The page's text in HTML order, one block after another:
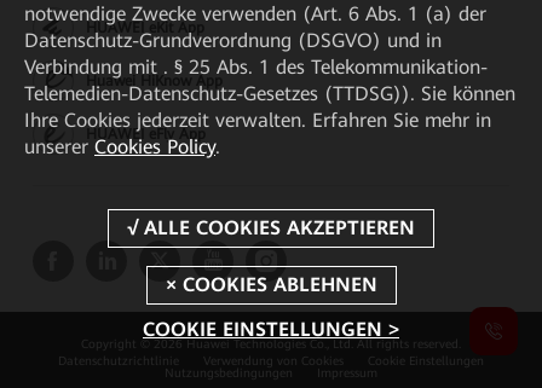
HUAWEI eKit App
Huawei HiKnow App
HUAWEI eFly App
Copyright © 2026 Huawei Technologies Co., Ltd. All rights reserved.
Datenschutzrichtlinie
Verwendung von Cookies
Cookie Einstellungen
Nutzungsbedingungen
Impressum
notwendige Zwecke verwenden (Art. 6 Abs. 1 (a) der
Datenschutz-Grundverordnung (DSGVO) und in
Verbindung mit . § 25 Abs. 1 des Telekommunikation-
Telemedien-Datenschutz-Gesetzes (TTDSG)). Sie können
Ihre Cookies jederzeit verwalten. Erfahren Sie mehr in
unserer Cookies Policy.
COOKIE EINSTELLUNGEN >